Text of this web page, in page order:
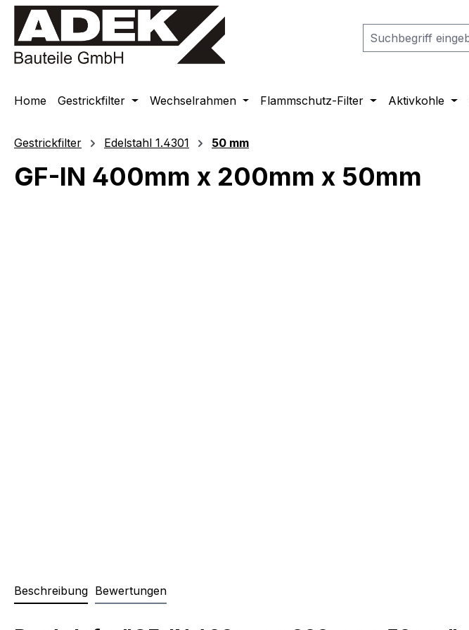
Zur Hauptnavigation springen
Home Gestrickfilter Wechselrahmen Flammschutz-Filter Aktivkohle
Gestrickfilter Edelstahl 1.4301 50 mm
GF-IN 400mm x 200mm x 50mm
Beschreibung Bewertungen